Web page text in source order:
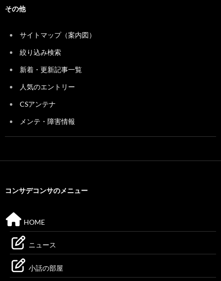
その他
サイトマップ（案内図）
絞り込み検索
新着・更新記事一覧
人気のエントリー
CSアンテナ
メンテ・障害情報
コンサデコンサのメニュー
HOME
ニュース
小話の部屋